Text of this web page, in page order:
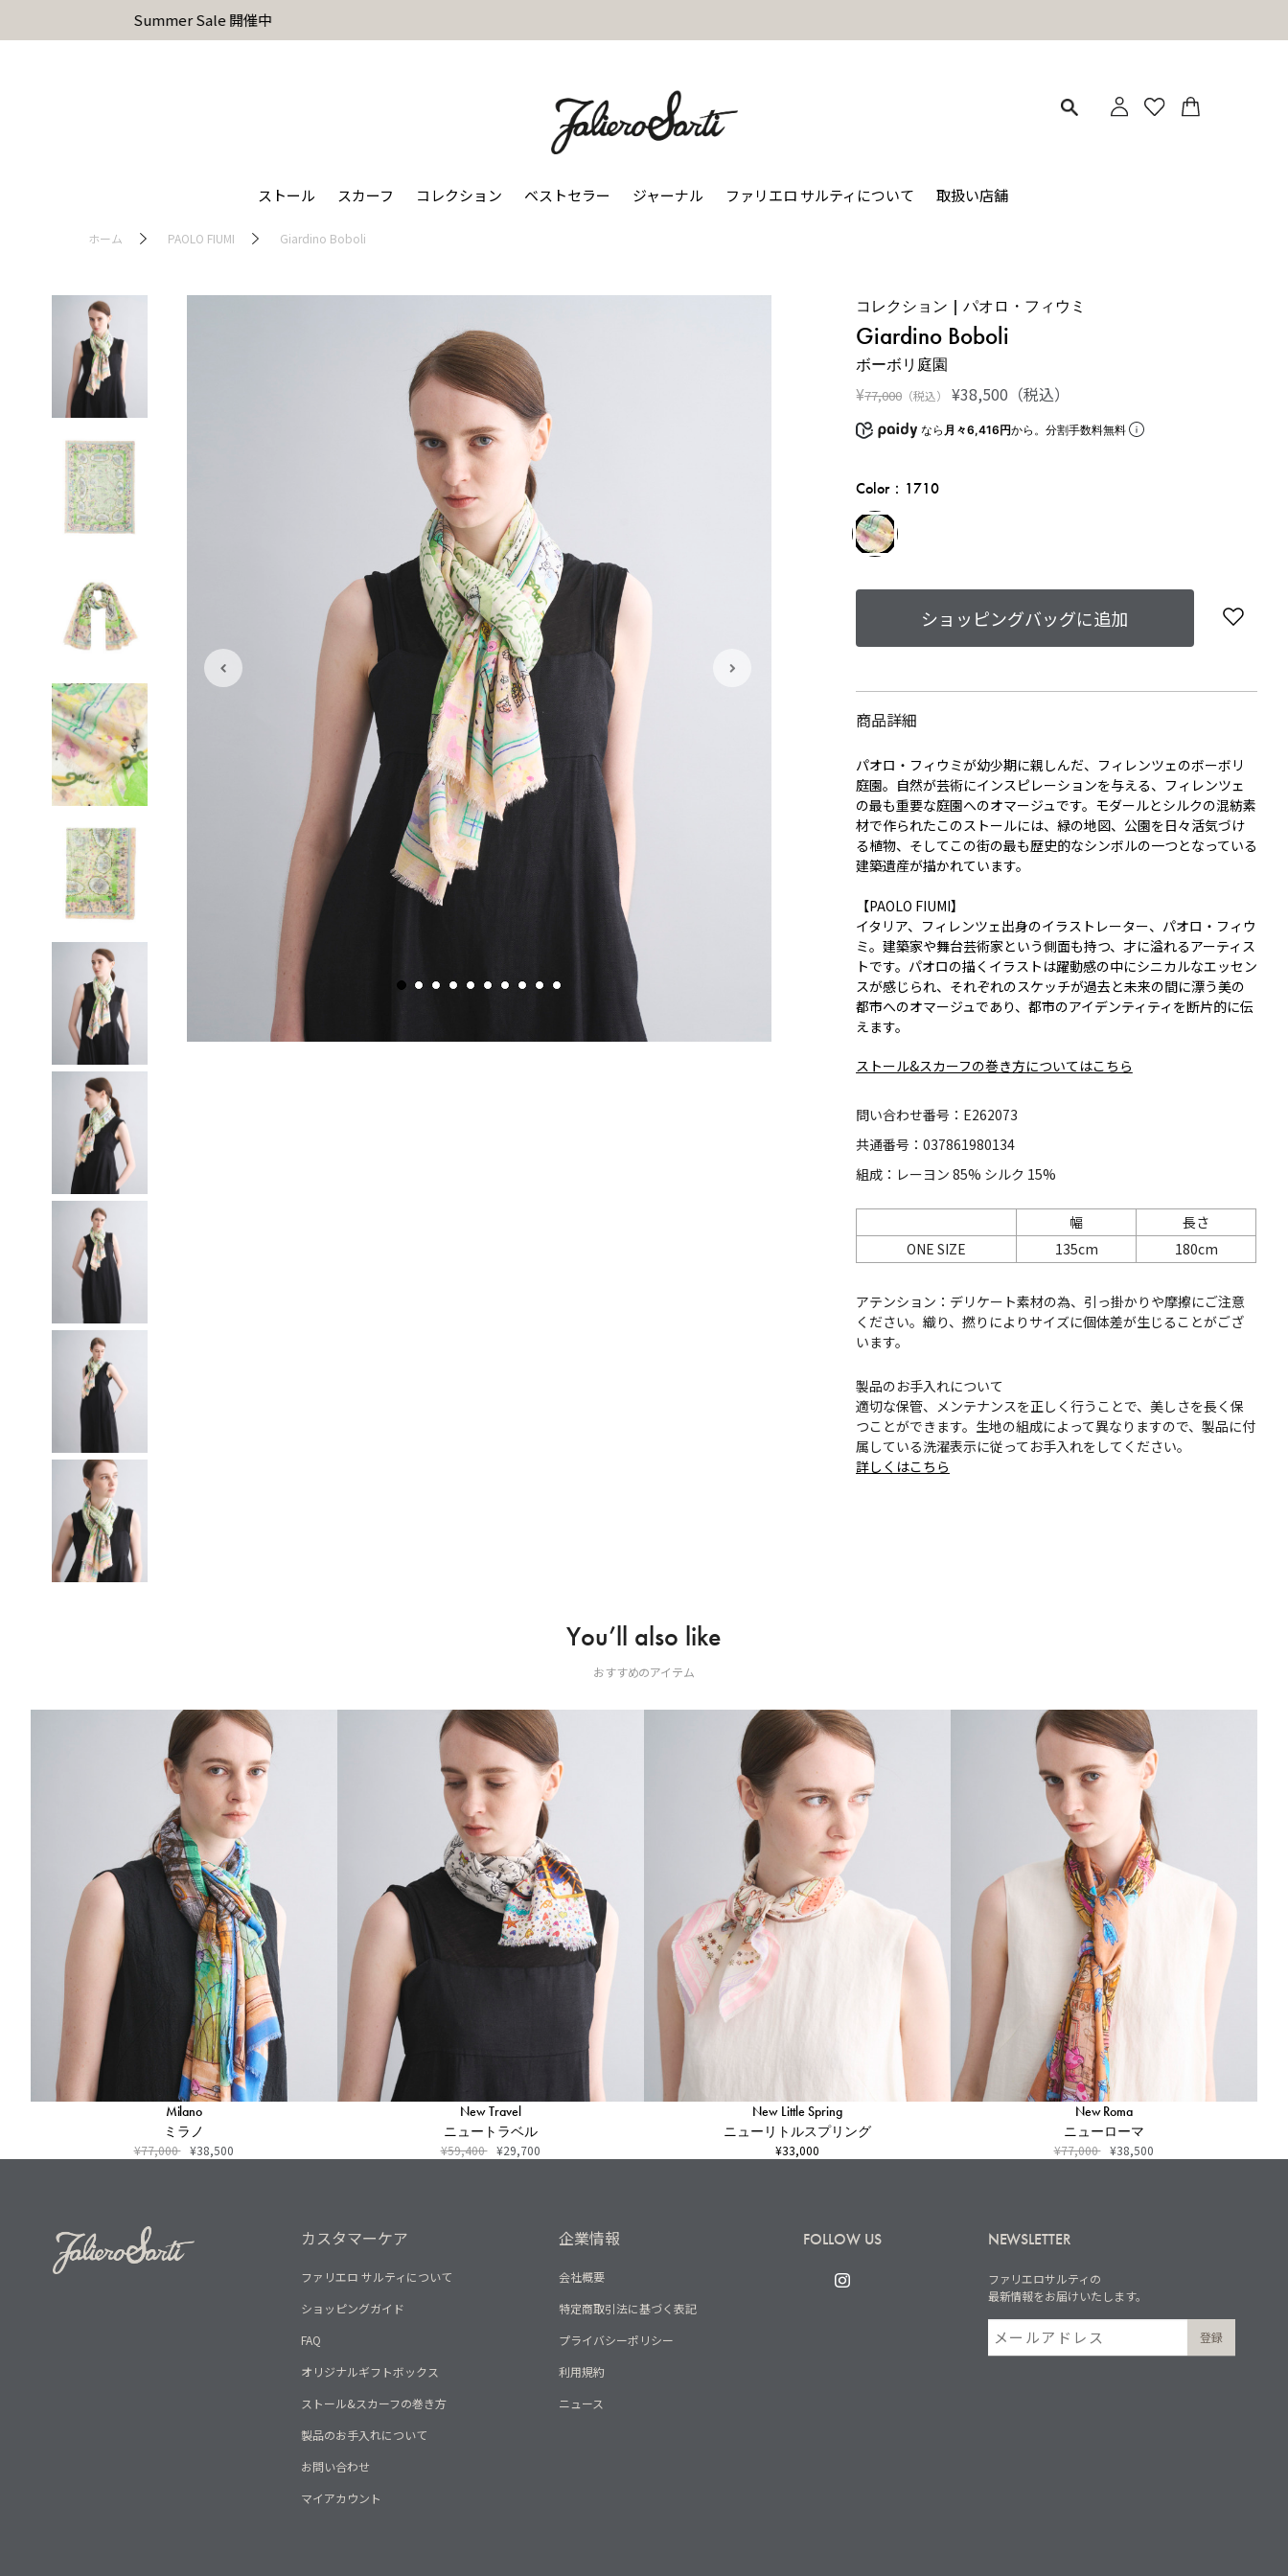
ストール スカーフ コレクション ベストセラー ジャーナル ファリエロ サルティについて 取扱い店舗
ホーム PAOLO FIUMI Giardino Boboli
コレクション | パオロ・フィウミ
Giardino Boboli
ボーボリ庭園
¥77,000 （税込） ¥38,500 （税込）
なら 月々6,416円から。分割手数料無料
Color：1710
ショッピングバッグに追加
商品詳細
パオロ・フィウミが幼少期に親しんだ、フィレンツェのボーボリ
庭園。自然が芸術にインスピレーションを与える、フィレンツェ
の最も重要な庭園へのオマージュです。モダールとシルクの混紡素
材で作られたこのストールには、緑の地図、公園を日々活気づけ
る植物、そしてこの街の最も歴史的なシンボルの一つとなっている
建築遺産が描かれています。
【PAOLO FIUMI】
イタリア、フィレンツェ出身のイラストレーター、パオロ・フィウ
ミ。建築家や舞台芸術家という側面も持つ、才に溢れるアーティス
トです。パオロの描くイラストは躍動感の中にシニカルなエッセン
スが感じられ、それぞれのスケッチが過去と未来の間に漂う美の
都市へのオマージュであり、都市のアイデンティティを断片的に伝
えます。
ストール&スカーフの巻き方についてはこちら
問い合わせ番号：E262073
共通番号：037861980134
組成：レーヨン 85% シルク 15%
幅
長さ
ONE SIZE
135cm 180cm
アテンション：デリケート素材の為、引っ掛かりや摩擦にご注意
ください。織り、撚りによりサイズに個体差が生じることがござ
います。
製品のお手入れについて
適切な保管、メンテナンスを正しく行うことで、美しさを長く保
つことができます。生地の組成によって異なりますので、製品に付
属している洗濯表示に従ってお手入れをしてください。
詳しくはこちら
You’ll also like
おすすめのアイテム
Milano
ミラノ
¥77,000 ¥38,500
New Travel
ニュートラベル
¥59,400 ¥29,700
New Little Spring
ニューリトルスプリング
¥33,000
New Roma
ニューローマ
¥77,000 ¥38,500
カスタマーケア
ファリエロ サルティについて
ショッピングガイド
FAQ
オリジナルギフトボックス
ストール&スカーフの巻き方
製品のお手入れについて
お問い合わせ
マイアカウント
企業情報
会社概要
特定商取引法に基づく表記
プライバシーポリシー
利用規約
ニュース
FOLLOW US NEWSLETTER
ファリエロサルティの
最新情報をお届けいたします。